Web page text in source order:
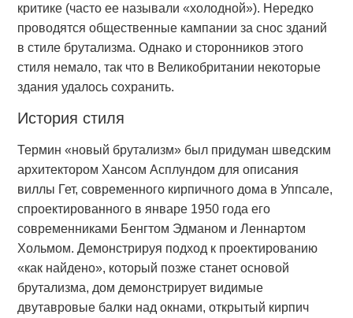
критике (часто ее называли «холодной»). Нередко
проводятся общественные кампании за снос зданий
в стиле брутализма. Однако и сторонников этого
стиля немало, так что в Великобритании некоторые
здания удалось сохранить.
История стиля
Термин «новый брутализм» был придуман шведским
архитектором Хансом Асплундом для описания
виллы Гет, современного кирпичного дома в Уппсале,
спроектированного в январе 1950 года его
современниками Бенгтом Эдманом и Леннартом
Хольмом. Демонстрируя подход к проектированию
«как найдено», который позже станет основой
брутализма, дом демонстрирует видимые
двутавровые балки над окнами, открытый кирпич